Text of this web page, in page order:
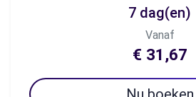
7 dag(en)
Vanaf
€ 31,67